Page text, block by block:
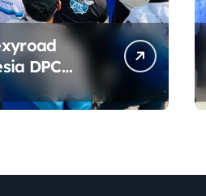
DPC
Bekasi
di Depan